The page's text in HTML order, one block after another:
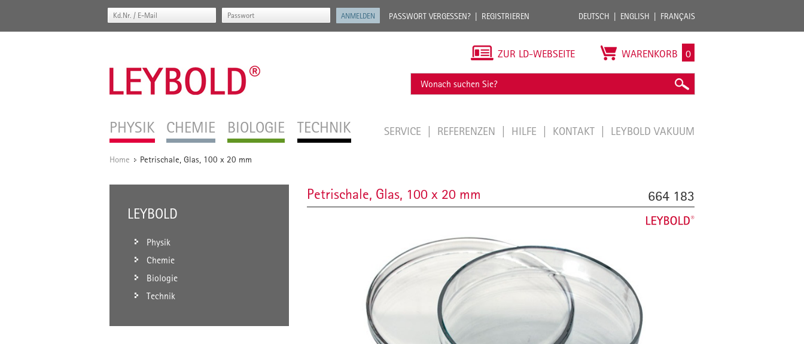
PASSWORT VERGESSEN? REGISTRIEREN DEUTSCH ENGLISH FRANÇAIS
PHYSIK CHEMIE BIOLOGIE TECHNIK
ZUR LD-WEBSEITE WARENKORB 0
SERVICE REFERENZEN HILFE KONTAKT LEYBOLD VAKUUM
Home / Petrischale, Glas, 100 x 20 mm
LEYBOLD
Physik
Chemie
Biologie
Technik
Petrischale, Glas, 100 x 20 mm 664 183